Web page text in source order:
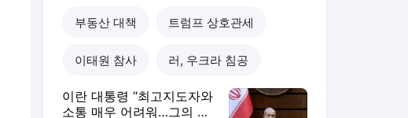
부동산 대책 트럼프 상호관세
이태원 참사 러, 우크라 침공
이란 대통령 “최고지도자와
소통 매우 어려워…그의 존